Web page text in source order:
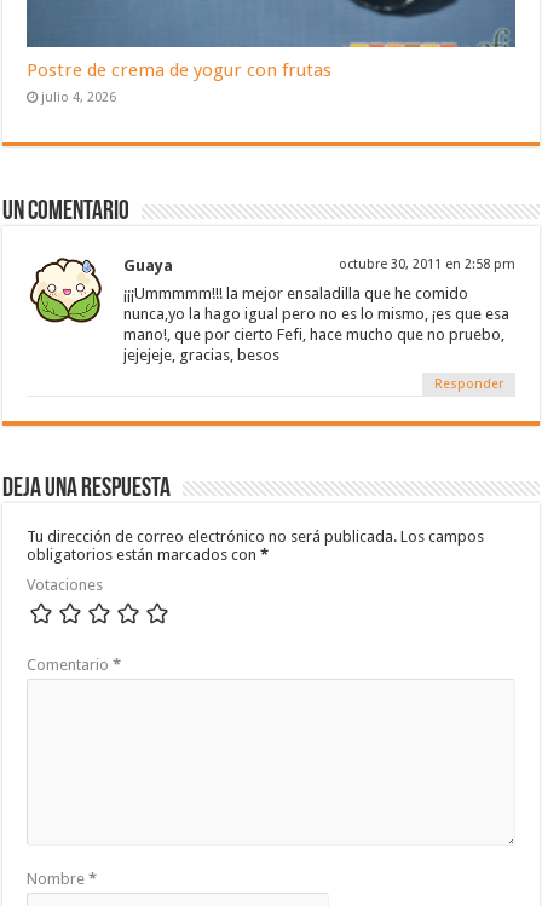
Postre de crema de yogur con frutas
julio 4, 2026
Un comentario
Guaya octubre 30, 2011 en 2:58 pm
¡¡¡Ummmmm!!! la mejor ensaladilla que he comido
nunca,yo la hago igual pero no es lo mismo, ¡es que esa
mano!, que por cierto Fefi, hace mucho que no pruebo,
jejejeje, gracias, besos
Responder
Deja una respuesta
Tu dirección de correo electrónico no será publicada. Los campos
obligatorios están marcados con*
Votaciones
Comentario*
Nombre*